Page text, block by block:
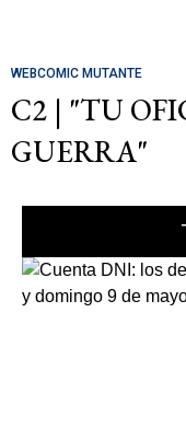
WEBCOMIC MUTANTE
C2 | "TU
GUERRA"